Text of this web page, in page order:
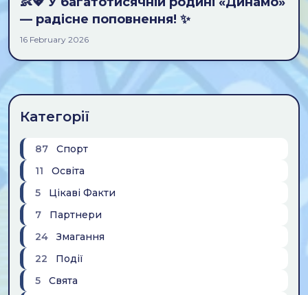
— радісне поповнення! ✨
16 February 2026
Категорії
87
Спорт
11
Освіта
5
Цікаві Факти
7
Партнери
24
Змагання
22
Події
5
Свята